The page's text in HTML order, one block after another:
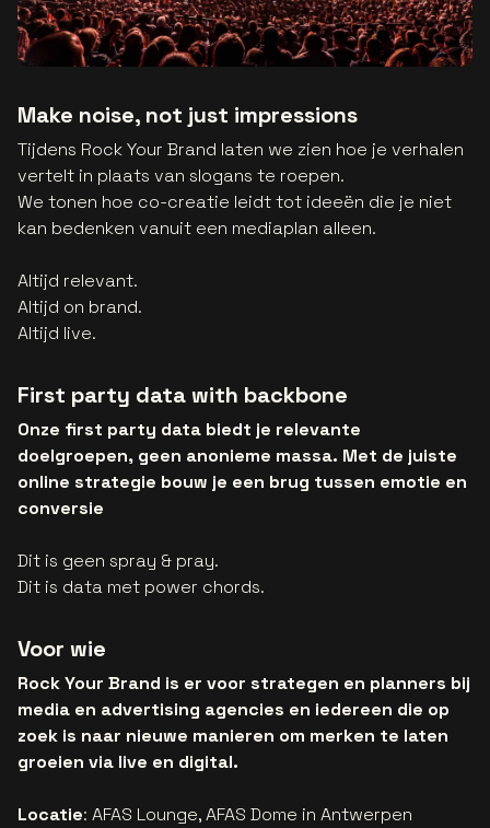
Make noise, not just impressions
Tijdens Rock Your Brand laten we zien hoe je verhalen
vertelt in plaats van slogans te roepen.
We tonen hoe co-creatie leidt tot ideeën die je niet
kan bedenken vanuit een mediaplan alleen.
Altijd relevant.
Altijd on brand.
Altijd live.
First party data with backbone
Onze first party data biedt je relevante
doelgroepen, geen anonieme massa. Met de juiste
online strategie bouw je een brug tussen emotie en
conversie
Dit is geen spray & pray.
Dit is data met power chords.
Voor wie
Rock Your Brand is er voor strategen en planners bij
media en advertising agencies en iedereen die op
zoek is naar nieuwe manieren om merken te laten
groeien via live en digital.
Locatie: AFAS Lounge, AFAS Dome in Antwerpen